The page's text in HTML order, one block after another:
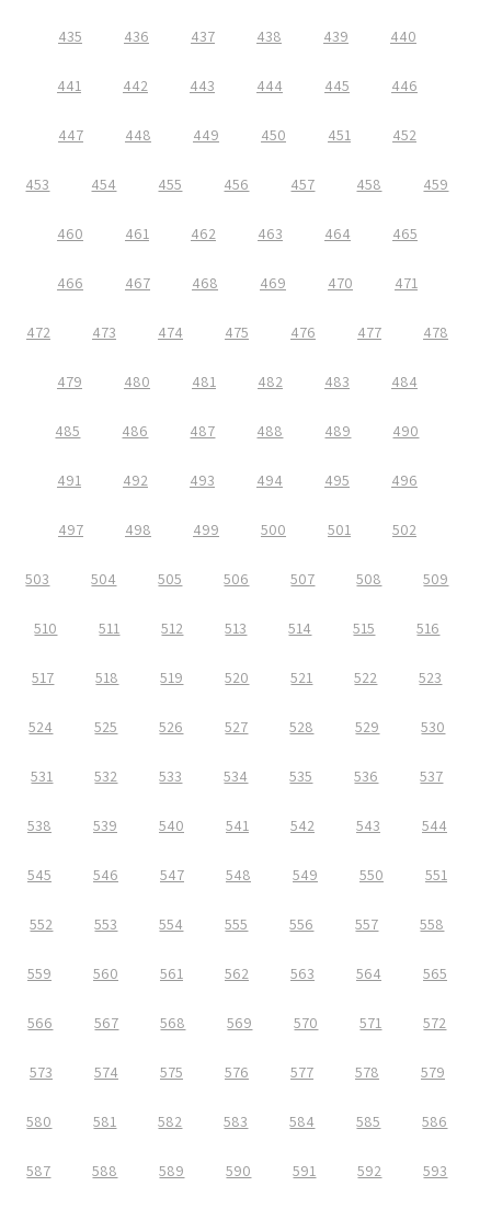
435 436 437 438 439 440
441 442 443 444 445 446
447 448 449 450 451 452
453 454 455 456 457 458 459
460 461 462 463 464 465
466 467 468 469 470 471
472 473 474 475 476 477 478
479 480 481 482 483 484
485 486 487 488 489 490
491 492 493 494 495 496
497 498 499 500 501 502
503 504 505 506 507 508 509
510 511 512 513 514 515 516
517 518 519 520 521 522 523
524 525 526 527 528 529 530
531 532 533 534 535 536 537
538 539 540 541 542 543 544
545 546 547 548 549 550 551
552 553 554 555 556 557 558
559 560 561 562 563 564 565
566 567 568 569 570 571 572
573 574 575 576 577 578 579
580 581 582 583 584 585 586
587 588 589 590 591 592 593